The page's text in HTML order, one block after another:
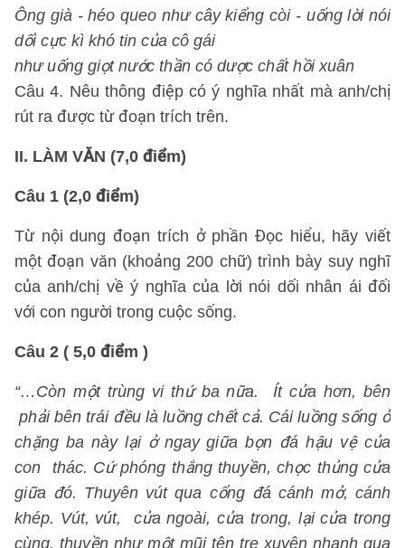
Ông già - héo queo như cây kiểng còi - uống lời nói
dối cực kì khó tin của cô gái
như uống giọt nước thần có dược chất hồi xuân
Câu 4. Nêu thông điệp có ý nghĩa nhất mà anh/chị
rút ra được từ đoạn trích trên.
II. LÀM VĂN (7,0 điểm)
Câu 1 (2,0 điểm)
Từ nội dung đoạn trích ở phần Đọc hiểu, hãy viết
một đoạn văn (khoảng 200 chữ) trình bày suy nghĩ
của anh/chị về ý nghĩa của lời nói dối nhân ái đối
với con người trong cuộc sống.
Câu 2 ( 5,0 điểm )
“…Còn một trùng vi thứ ba nữa. Ít cửa hơn, bên
phải bên trái đều là luồng chết cả. Cái luồng sống ở
chặng ba này lại ở ngay giữa bọn đá hậu vệ của
con thác. Cứ phóng thắng thuyền, chọc thủng cửa
giữa đó. Thuyên vút qua cổng đá cánh mở, cánh
khép. Vút, vút, cửa ngoài, cửa trong, lại cửa trong
cùng, thuyền như một mũi tên tre xuyên nhanh qua